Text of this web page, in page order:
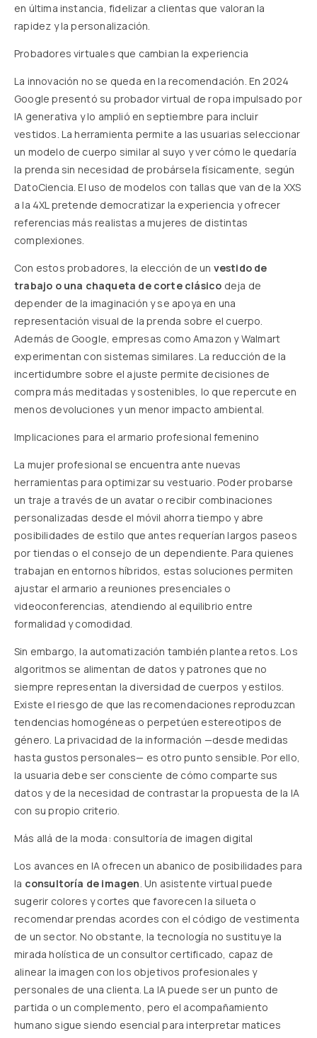
en última instancia, fidelizar a clientas que valoran la
rapidez y la personalización.
Probadores virtuales que cambian la experiencia
La innovación no se queda en la recomendación. En 2024
Google presentó su probador virtual de ropa impulsado por
IA generativa y lo amplió en septiembre para incluir
vestidos. La herramienta permite a las usuarias seleccionar
un modelo de cuerpo similar al suyo y ver cómo le quedaría
la prenda sin necesidad de probársela físicamente, según
DatoCiencia. El uso de modelos con tallas que van de la XXS
a la 4XL pretende democratizar la experiencia y ofrecer
referencias más realistas a mujeres de distintas
complexiones.
Con estos probadores, la elección de un vestido de
trabajo o una chaqueta de corte clásico deja de
depender de la imaginación y se apoya en una
representación visual de la prenda sobre el cuerpo.
Además de Google, empresas como Amazon y Walmart
experimentan con sistemas similares. La reducción de la
incertidumbre sobre el ajuste permite decisiones de
compra más meditadas y sostenibles, lo que repercute en
menos devoluciones y un menor impacto ambiental.
Implicaciones para el armario profesional femenino
La mujer profesional se encuentra ante nuevas
herramientas para optimizar su vestuario. Poder probarse
un traje a través de un avatar o recibir combinaciones
personalizadas desde el móvil ahorra tiempo y abre
posibilidades de estilo que antes requerían largos paseos
por tiendas o el consejo de un dependiente. Para quienes
trabajan en entornos híbridos, estas soluciones permiten
ajustar el armario a reuniones presenciales o
videoconferencias, atendiendo al equilibrio entre
formalidad y comodidad.
Sin embargo, la automatización también plantea retos. Los
algoritmos se alimentan de datos y patrones que no
siempre representan la diversidad de cuerpos y estilos.
Existe el riesgo de que las recomendaciones reproduzcan
tendencias homogéneas o perpetúen estereotipos de
género. La privacidad de la información —desde medidas
hasta gustos personales— es otro punto sensible. Por ello,
la usuaria debe ser consciente de cómo comparte sus
datos y de la necesidad de contrastar la propuesta de la IA
con su propio criterio.
Más allá de la moda: consultoría de imagen digital
Los avances en IA ofrecen un abanico de posibilidades para
la consultoría de imagen. Un asistente virtual puede
sugerir colores y cortes que favorecen la silueta o
recomendar prendas acordes con el código de vestimenta
de un sector. No obstante, la tecnología no sustituye la
mirada holística de un consultor certificado, capaz de
alinear la imagen con los objetivos profesionales y
personales de una clienta. La IA puede ser un punto de
partida o un complemento, pero el acompañamiento
humano sigue siendo esencial para interpretar matices